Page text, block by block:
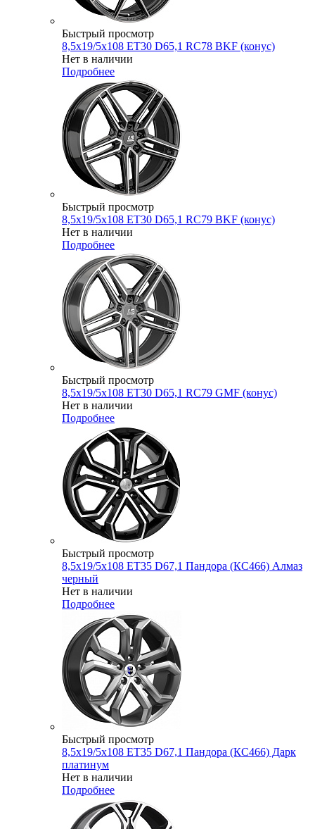
Быстрый просмотр
8,5x19/5x108 ET30 D65,1 RC78 BKF (конус)
Нет в наличии
Подробнее
Быстрый просмотр
8,5x19/5x108 ET30 D65,1 RC79 BKF (конус)
Нет в наличии
Подробнее
Быстрый просмотр
8,5x19/5x108 ET30 D65,1 RC79 GMF (конус)
Нет в наличии
Подробнее
Быстрый просмотр
8,5x19/5x108 ET35 D67,1 Пандора (КС466) Алмаз
черный
Нет в наличии
Подробнее
Быстрый просмотр
8,5x19/5x108 ET35 D67,1 Пандора (КС466) Дарк
платинум
Нет в наличии
Подробнее